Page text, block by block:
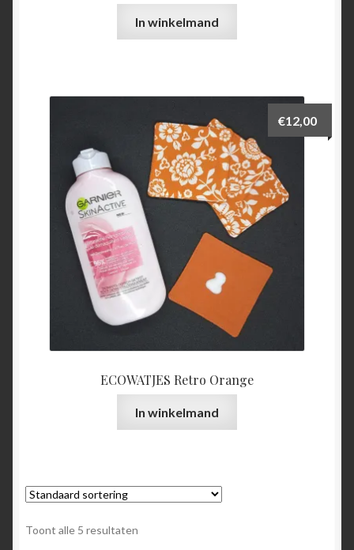
In winkelmand
ECOWATJES Retro Orange
€12,00
In winkelmand
Toont alle 5 resultaten